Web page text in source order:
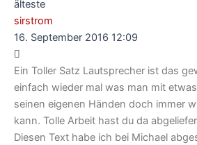
älteste
sirstrom
16. September 2016 12:09
Ein Toller Satz Lautsprecher ist das
einfach wieder mal was man mit
seinen eigenen Händen doch immer
kann. Tolle Arbeit hast du da
Diesen Text habe ich bei Michael